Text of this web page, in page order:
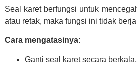
Seal karet berfungsi untuk
atau retak, maka fungsi ini tidak
Cara mengatasinya:
Ganti seal karet secara